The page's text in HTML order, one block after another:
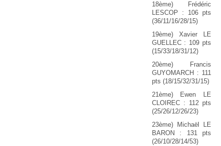
18ème) Frédéric
LESCOP : 106 pts
(36/11/16/28/15)
19ème) Xavier LE
GUELLEC : 109 pts
(15/33/18/31/12)
20ème) Francis
GUYOMARCH : 111
pts (18/15/32/31/15)
21ème) Ewen LE
CLOIREC : 112 pts
(25/26/12/26/23)
23ème) Michaël LE
BARON : 131 pts
(26/10/28/14/53)